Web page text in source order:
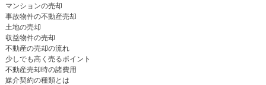
マンションの売却
事故物件の不動産売却
土地の売却
収益物件の売却
不動産の売却の流れ
少しでも高く売るポイント
不動産売却時の諸費用
媒介契約の種類とは